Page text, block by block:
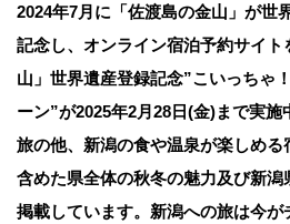
2024年7月に「佐渡島の金山」が世
記念し、オンライン宿泊予約サイ
山」世界遺産登録記念”こいっちゃ
ーン”が2025年2月28日(金)まで実
旅の他、新潟の食や温泉が楽しめ
含めた県全体の秋冬の魅力及び新
掲載しています。新潟への旅は今が